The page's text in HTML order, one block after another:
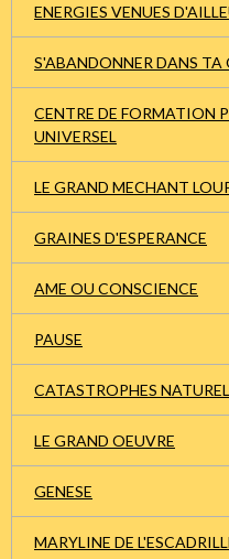
ENERGIES VENUES
S'ABANDONNER DANS TA
CENTRE DE FORMATION
UNIVERSEL
LE GRAND MECHANT
GRAINES D'ESPERANCE
AME OU CONSCIENCE
PAUSE
CATASTROPHES
LE GRAND OEUVRE
GENESE
MARYLINE DE